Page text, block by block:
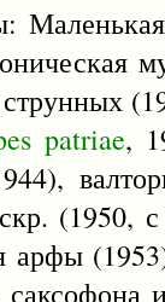
patriae,
(1950,
арфы